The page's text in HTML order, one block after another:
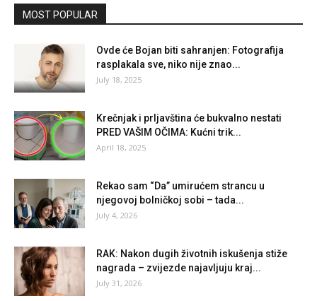
MOST POPULAR
Ovde će Bojan biti sahranjen: Fotografija
rasplakala sve, niko nije znao...
July 18, 2025
Krečnjak i prljavština će bukvalno nestati
PRED VAŠIM OČIMA: Kućni trik...
April 18, 2025
Rekao sam “Da” umirućem strancu u
njegovoj bolničkoj sobi – tada...
July 4, 2026
RAK: Nakon dugih životnih iskušenja stiže
nagrada – zvijezde najavljuju kraj...
July 31, 2026